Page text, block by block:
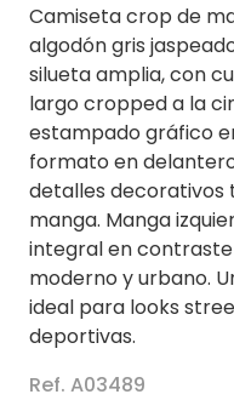
Camiseta crop de
algodón gris
silueta amplia, con
largo cropped a la
estampado gráfico
formato en
detalles decorativos
manga. Manga
integral en
moderno y urbano.
ideal para looks
deportivas.
Ref. A03489